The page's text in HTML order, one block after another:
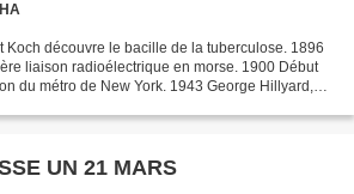
Koch découvre le bacille de la tuberculose. 1896
liaison radioélectrique en morse. 1900 Début
du métro de New York. 1943 George Hillyard,
UN 21 MARS